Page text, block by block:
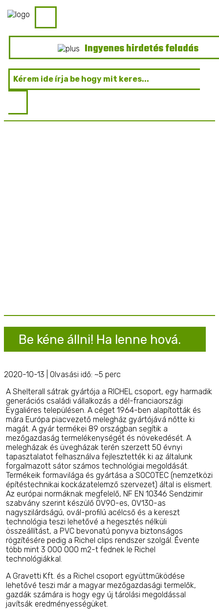
Ingyenes hirdetés feladás
Be kéne állni! Ha lenne hová.
2020-10-13 | Olvasási idő: ~5 perc
A Shelterall sátrak gyártója a RICHEL csoport, egy harmadik
generációs családi vállalkozás a dél-franciaországi
Eygaliéres településen. A céget 1964-ben alapították és
mára Európa piacvezető melegház gyártójává nőtte ki
magát. A gyár termékei 89 országban segítik a
mezőgazdaság termelékenységét és növekedését. A
melegházak és üvegházak terén szerzett 50 évnyi
tapasztalatot felhasználva fejlesztették ki az általunk
forgalmazott sátor számos technológiai megoldását.
Termékeik formavilága és gyártása a SOCOTEC (nemzetközi
építéstechnikai kockázatelemző szervezet) által is elismert.
Az európai normáknak megfelelő, NF EN 10346 Sendzimir
szabvány szerint készülő OV90-es, OV130-as
nagyszilárdságú, ovál-profilú acélcső és a kereszt
technológia teszi lehetővé a hegesztés nélküli
összeállítást, a PVC bevonatú ponyva biztonságos
rögzítésére pedig a Richel clips rendszer szolgál. Évente
több mint 3 000 000 m2-t fednek le Richel
technológiákkal.
A Gravetti Kft. és a Richel csoport együttműködése
lehetővé teszi már a magyar mezőgazdasági termelők,
gazdák számára is hogy egy új tárolási megoldással
javítsák eredményességüket.